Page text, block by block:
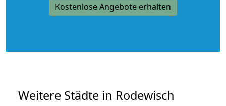
Kostenlose Angebote erhalten
Weitere Städte in Rodewisch